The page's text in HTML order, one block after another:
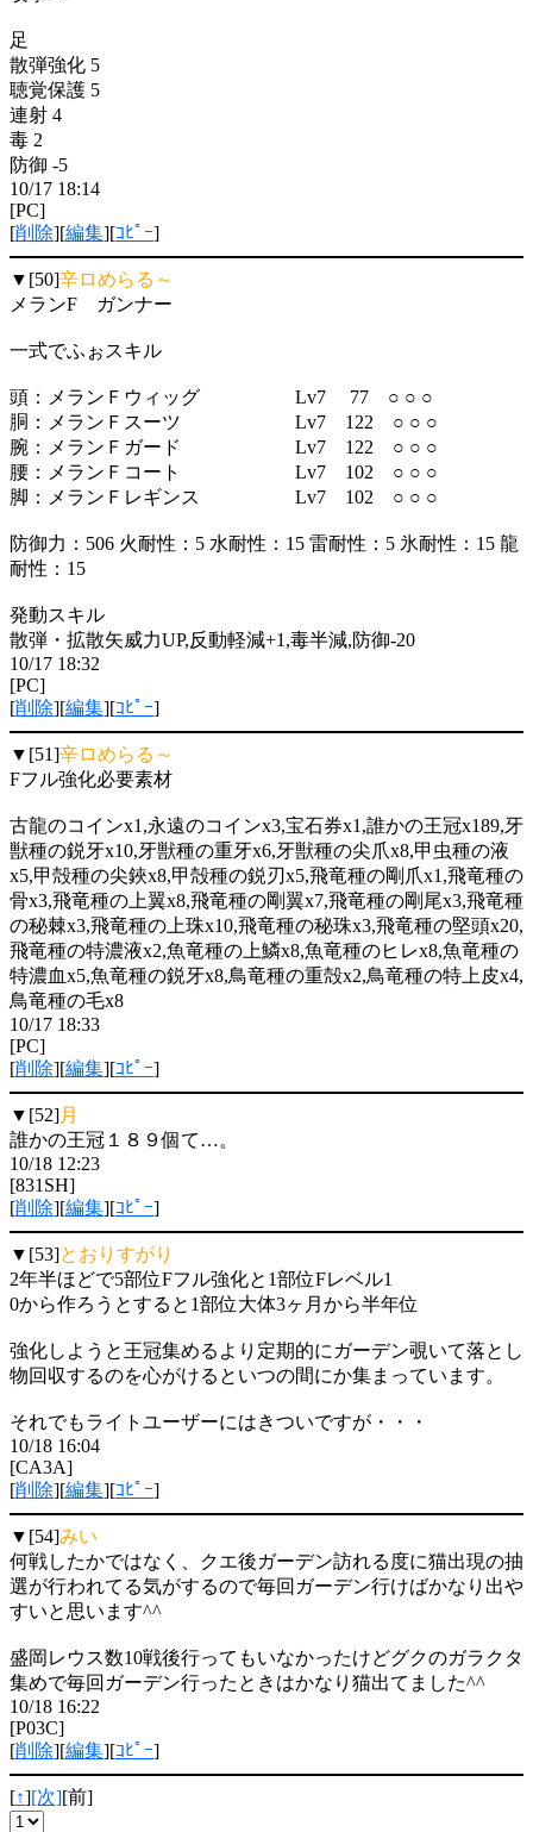
足
散弾強化 5
聴覚保護 5
連射 4
毒 2
防御 -5
10/17 18:14
[PC]
[削除][編集][ｺﾋﾟｰ]
▼[50]辛ロめらる～
メランF ガンナー
一式でふぉスキル
頭：メランＦウィッグ Lv7 77 ○ ○ ○
胴：メランＦスーツ Lv7 122 ○ ○ ○
腕：メランＦガード Lv7 122 ○ ○ ○
腰：メランＦコート Lv7 102 ○ ○ ○
脚：メランＦレギンス Lv7 102 ○ ○ ○
防御力：506 火耐性：5 水耐性：15 雷耐性：5 氷耐性：15 龍
耐性：15
発動スキル
散弾・拡散矢威力UP,反動軽減+1,毒半減,防御-20
10/17 18:32
[PC]
[削除][編集][ｺﾋﾟｰ]
▼[51]辛ロめらる～
Fフル強化必要素材
古龍のコインx1,永遠のコインx3,宝石券x1,誰かの王冠x189,牙
獣種の鋭牙x10,牙獣種の重牙x6,牙獣種の尖爪x8,甲虫種の液
x5,甲殻種の尖鋏x8,甲殻種の鋭刃x5,飛竜種の剛爪x1,飛竜種の
骨x3,飛竜種の上翼x8,飛竜種の剛翼x7,飛竜種の剛尾x3,飛竜種
の秘棘x3,飛竜種の上珠x10,飛竜種の秘珠x3,飛竜種の堅頭x20,
飛竜種の特濃液x2,魚竜種の上鱗x8,魚竜種のヒレx8,魚竜種の
特濃血x5,魚竜種の鋭牙x8,鳥竜種の重殻x2,鳥竜種の特上皮x4,
鳥竜種の毛x8
10/17 18:33
[PC]
[削除][編集][ｺﾋﾟｰ]
▼[52]月
誰かの王冠１８９個て…。
10/18 12:23
[831SH]
[削除][編集][ｺﾋﾟｰ]
▼[53]とおりすがり
2年半ほどで5部位Fフル強化と1部位Fレベル1
0から作ろうとすると1部位大体3ヶ月から半年位
強化しようと王冠集めるより定期的にガーデン覗いて落とし
物回収するのを心がけるといつの間にか集まっています。
それでもライトユーザーにはきついですが・・・
10/18 16:04
[CA3A]
[削除][編集][ｺﾋﾟｰ]
▼[54]みい
何戦したかではなく、クエ後ガーデン訪れる度に猫出現の抽
選が行われてる気がするので毎回ガーデン行けばかなり出や
すいと思います^^
盛岡レウス数10戦後行ってもいなかったけどグクのガラクタ
集めで毎回ガーデン行ったときはかなり猫出てました^^
10/18 16:22
[P03C]
[削除][編集][ｺﾋﾟｰ]
[↑][次][前]